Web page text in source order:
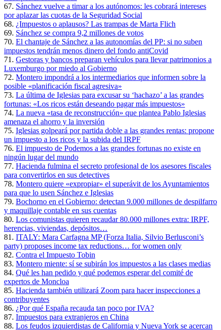
67. Sánchez vuelve a timar a los autónomos: les cobrará intereses
por aplazar las cuotas de la Seguridad Social
68. ¿Impuestos o aplausos? Las trampas de Marta Flich
69. Sánchez se compra 9,2 millones de votos
70. El chantaje de Sánchez a las autonomías del PP: si no suben
impuestos tendrán menos dinero del fondo antiCovid
71. Gestoras y bancos preparan vehículos para llevar patrimonios a
Luxemburgo por miedo al Gobierno
72. Montero impondrá a los intermediarios que informen sobre la
posible «planificación fiscal agresiva»
73. La última de Iglesias para excusar su ‘hachazo’ a las grandes
fortunas: «Los ricos están deseando pagar más impuestos»
74. La nueva «tasa de reconstrucción» que plantea Pablo Iglesias
amenaza el ahorro y la inversión
75. Iglesias golpeará por partida doble a las grandes rentas: propone
un impuesto a los ricos y la subida del IRPF
76. El impuesto de Podemos a las grandes fortunas no existe en
ningún lugar del mundo
77. Hacienda fulmina el secreto profesional de los asesores fiscales
para convertirlos en sus detectives
78. Montero quiere «expropiar» el superávit de los Ayuntamientos
para que lo usen Sánchez e Iglesias
79. Bochorno en el Gobierno: detectan 9.000 millones de despilfarro
y maquillaje contable en sus cuentas
80. Los comunistas quieren recaudar 80.000 millones extra: IRPF,
herencias, viviendas, depósitos…
81. ITALY: Mara Carfagna MP (Forza Italia, Silvio Berlusconi’s
party) proposes income tax reductions… for women only
82. Contra el Impuesto Tobin
83. Montero miente: sí se subirán los impuestos a las clases medias
84. Qué les han pedido y qué podemos esperar del comité de
expertos de Moncloa
85. Hacienda también utilizará Zoom para hacer inspecciones a
contribuyentes
86. ¿Por qué España recauda tan poco por IVA?
87. Impuestos para extranjeros en China
88. Los feudos izquierdistas de California y Nueva York se acercan